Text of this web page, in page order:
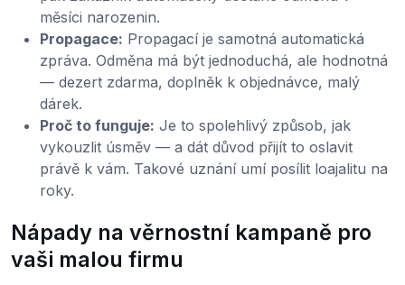
měsíci narozenin.
Propagace: Propagací je samotná automatická
zpráva. Odměna má být jednoduchá, ale hodnotná
— dezert zdarma, doplněk k objednávce, malý
dárek.
Proč to funguje: Je to spolehlivý způsob, jak
vykouzlit úsměv — a dát důvod přijít to oslavit
právě k vám. Takové uznání umí posílit loajalitu na
roky.
Nápady na věrnostní kampaně pro
vaši malou firmu